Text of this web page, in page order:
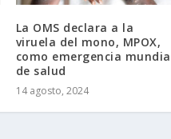
La OMS declara a la
viruela del mono, MPOX,
como emergencia
de salud
14 agosto, 2024